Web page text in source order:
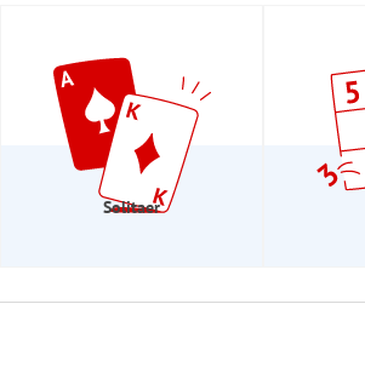
Solitaer